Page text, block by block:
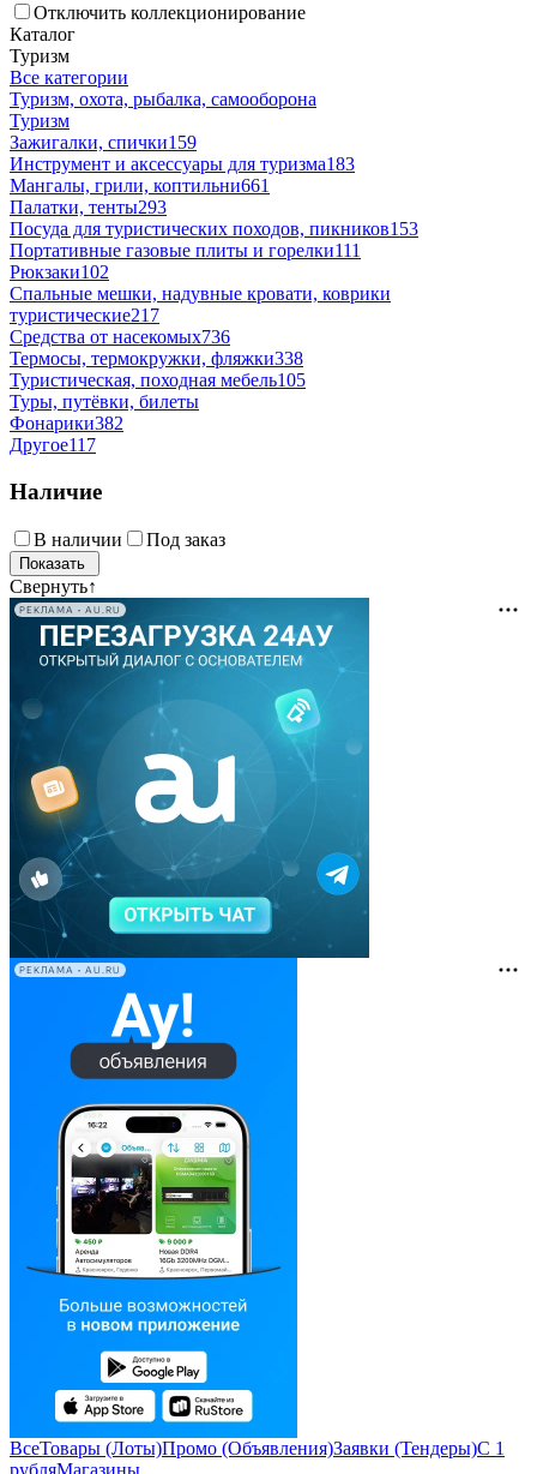
Отключить коллекционирование
Каталог
Туризм
Все категории
Туризм, охота, рыбалка, самооборона
Туризм
Зажигалки, спички159
Инструмент и аксессуары для туризма183
Мангалы, грили, коптильни661
Палатки, тенты293
Посуда для туристических походов, пикников153
Портативные газовые плиты и горелки111
Рюкзаки102
Спальные мешки, надувные кровати, коврики
туристические217
Средства от насекомых736
Термосы, термокружки, фляжки338
Туристическая, походная мебель105
Туры, путёвки, билеты
Фонарики382
Другое117
Наличие
В наличии Под заказ
Свернуть↑
РЕКЛАМА • AU.RU
РЕКЛАМА • AU.RU
ВсеТовары (Лоты)Промо (Объявления)Заявки (Тендеры)С 1